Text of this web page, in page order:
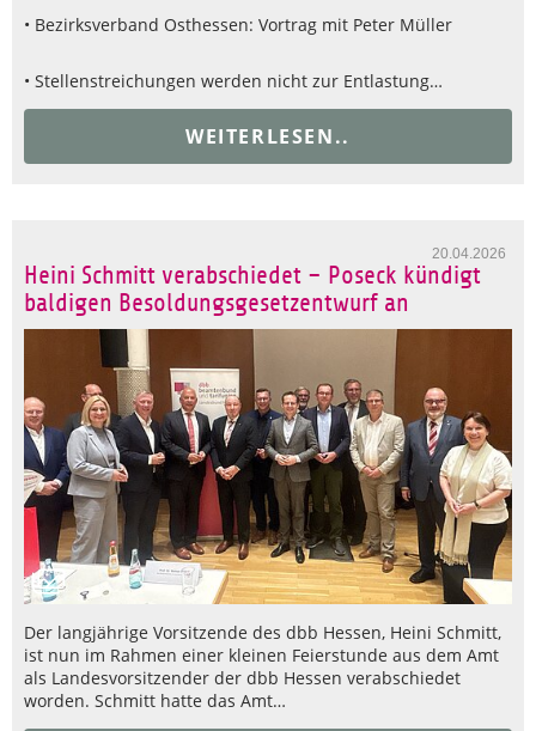
• Bezirksverband Osthessen: Vortrag mit Peter Müller
• Stellenstreichungen werden nicht zur Entlastung…
WEITERLESEN..
20.04.2026
Heini Schmitt verabschiedet – Poseck kündigt
baldigen Besoldungsgesetzentwurf an
Der langjährige Vorsitzende des dbb Hessen, Heini Schmitt,
ist nun im Rahmen einer kleinen Feierstunde aus dem Amt
als Landesvorsitzender der dbb Hessen verabschiedet
worden. Schmitt hatte das Amt…